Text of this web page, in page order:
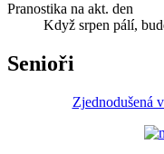
Pranostika na akt. den
Když srpen pálí,
Senioři
Zjednodušená